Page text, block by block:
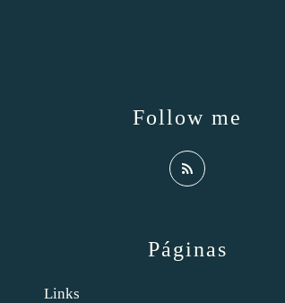
Páginas
Links
Follow me